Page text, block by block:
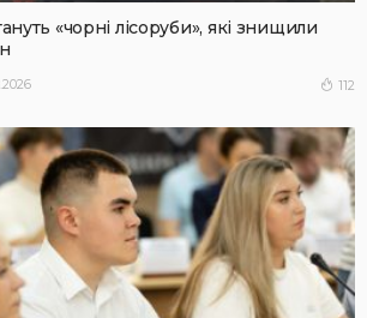
«чорні лісоруби», які знищили
112